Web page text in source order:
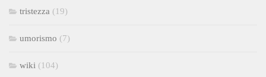
tristezza (19)
umorismo (7)
wiki (104)